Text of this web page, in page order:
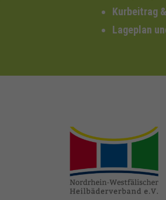
Kurbeitrag
Lageplan
heilbaeder.de